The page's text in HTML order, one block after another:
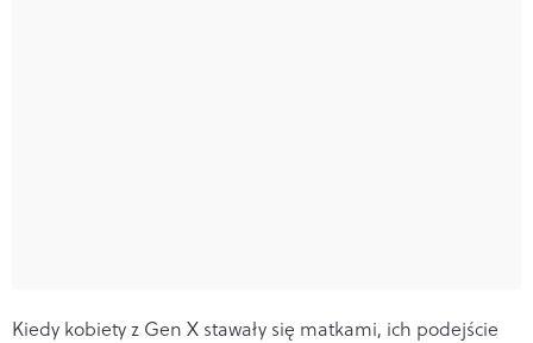
Kiedy kobiety z Gen X stawały się matkami, ich podejście